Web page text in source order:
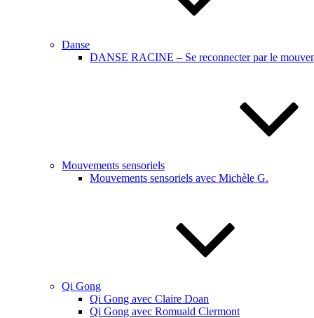
Danse
DANSE RACINE – Se reconnecter par le
Mouvements sensoriels
Mouvements sensoriels avec Michèle G.
Qi Gong
Qi Gong avec Claire Doan
Qi Gong avec Romuald Clermont